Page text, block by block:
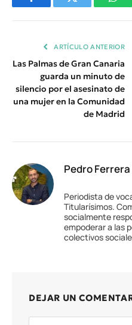
FacebookTwitter
ARTÍCULO ANTERIOR
Las Palmas de Gran Canaria
guarda un minuto de
silencio por el asesinato de
una mujer en la Comunidad
de Madrid
Pedro
Periodista de
Titularísimos.
socialmente
empoderar a las
colectivos
DEJAR UN